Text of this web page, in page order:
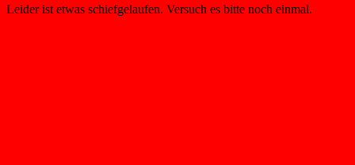
Leider ist etwas schiefgelaufen. Versuch es bitte noch einmal.